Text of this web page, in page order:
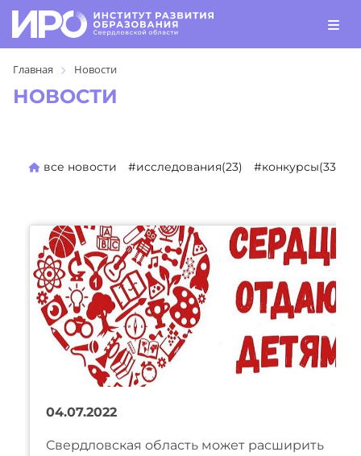
Главная Новости
НОВОСТИ
все новости #исследования(23) #конкурсы(330)
04.07.2022
Свердловская область может расширить